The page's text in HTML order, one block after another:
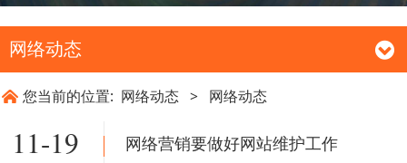
网络动态
您当前的位置: 网络动态 > 网络动态
11-19 网络营销要做好网站维护工作